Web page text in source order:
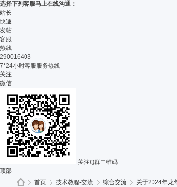
选择下列客服马上在线沟通：
站长
快速
发帖
客服
热线
290016403
7*24小时客服服务热线
关注
微信
关注Q群二维码
顶部
首页 技术教程-交流 综合交流 关于2024年龙